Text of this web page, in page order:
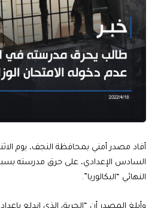
أفاد مصدر أمني بمحافظة النجف، يوم
السادس الإعدادي، على حرق مدرسته
النهائي “البكالوريا”.
وأبلغ المصدر أن “الحريق الذي اندلع